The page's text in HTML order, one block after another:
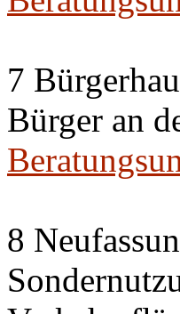
7
Bürger an
8